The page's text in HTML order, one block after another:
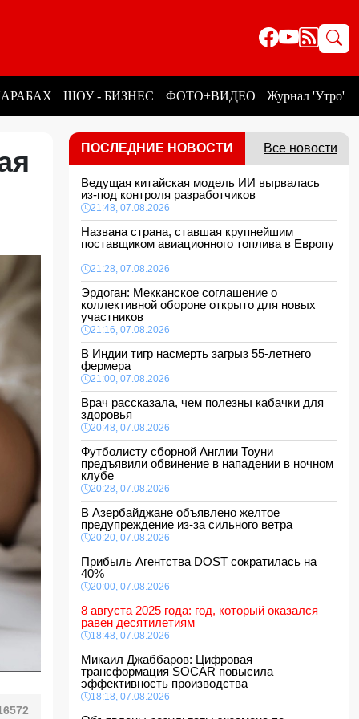
ШОУ - БИЗНЕС ФОТО+ВИДЕО Журнал 'Утро'
ПОСЛЕДНИЕ НОВОСТИ Все новости
Ведущая китайская модель ИИ вырвалась
из-под контроля разработчиков
21:48, 07.08.2026
Названа страна, ставшая крупнейшим
поставщиком авиационного топлива в Европу
21:28, 07.08.2026
Эрдоган: Мекканское соглашение о
коллективной обороне открыто для новых
участников
21:16, 07.08.2026
В Индии тигр насмерть загрыз 55-летнего
фермера
21:00, 07.08.2026
Врач рассказала, чем полезны кабачки для
здоровья
20:48, 07.08.2026
Футболисту сборной Англии Тоуни
предъявили обвинение в нападении в ночном
клубе
20:28, 07.08.2026
В Азербайджане объявлено желтое
предупреждение из-за сильного ветра
20:20, 07.08.2026
Прибыль Агентства DOST сократилась на
40%
20:00, 07.08.2026
8 августа 2025 года: год, который оказался
равен десятилетиям
18:48, 07.08.2026
Микаил Джаббаров: Цифровая
трансформация SOCAR повысила
эффективность производства
18:18, 07.08.2026